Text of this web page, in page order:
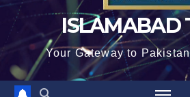
ISLAMABAD
Your Gateway to